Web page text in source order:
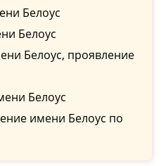
Белоус
Белоус
Белоус, проявление
Белоус
имени Белоус по